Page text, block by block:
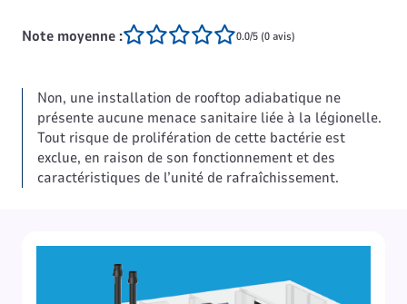
Note moyenne : 0.0/5 (0 avis)
Non, une installation de rooftop adiabatique ne
présente aucune menace sanitaire liée à la légionelle.
Tout risque de prolifération de cette bactérie est
exclue, en raison de son fonctionnement et des
caractéristiques de l’unité de rafraîchissement.